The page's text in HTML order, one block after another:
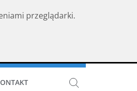
przeglądarki.